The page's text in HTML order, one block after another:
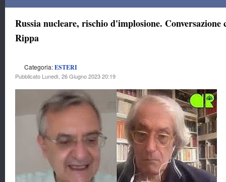
Russia nucleare, rischio d'implosione. Conversazione
Rippa
Categoria:ESTERI
Pubblicato Lunedì, 26 Giugno 2023 20:19